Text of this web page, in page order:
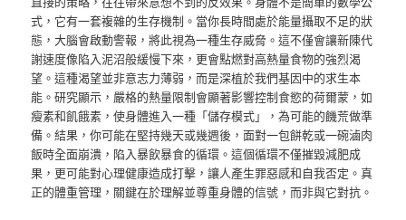
式，它有一套複雜的生存機制。當你長時間處於能量攝取不足的狀
態，大腦會啟動警報，將此視為一種生存威脅。這不僅會讓新陳代
謝速度像陷入泥沼般緩慢下來，更會點燃對高熱量食物的強烈渴
望。這種渴望並非意志力薄弱，而是深植於我們基因中的求生本
能。研究顯示，嚴格的熱量限制會顯著影響控制食慾的荷爾蒙，如
瘦素和飢餓素，使身體進入一種「儲存模式」，為可能的饑荒做準
備。結果，你可能在堅持幾天或幾週後，面對一包餅乾或一碗滷肉
飯時全面崩潰，陷入暴飲暴食的循環。這個循環不僅摧毀減肥成
果，更可能對心理健康造成打擊，讓人產生罪惡感和自我否定。真
正的體重管理，關鍵在於理解並尊重身體的信號，而非與它對抗。